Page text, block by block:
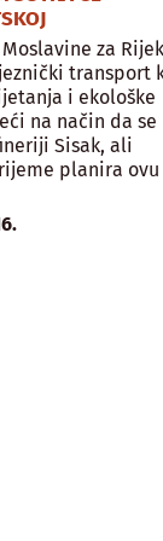
za
transport
i ekološke
na način da se
Sisak, ali
planira ovu